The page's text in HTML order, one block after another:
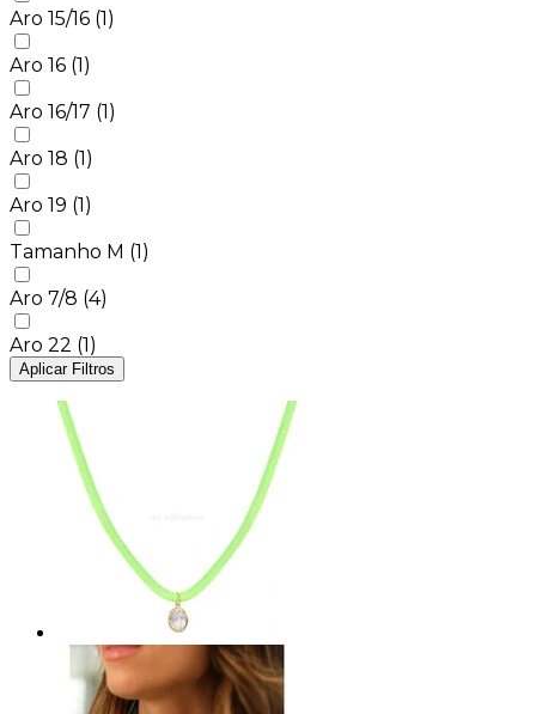
Aro 15/16 (1)
Aro 16 (1)
Aro 16/17 (1)
Aro 18 (1)
Aro 19 (1)
Tamanho M (1)
Aro 7/8 (4)
Aro 22 (1)
Aplicar Filtros